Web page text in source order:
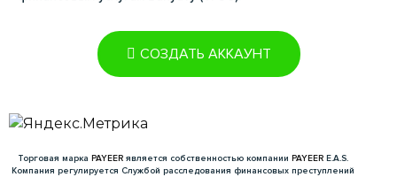
СОЗДАТЬ АККАУНТ
Торговая марка PAYEER является собственностью компании PAYEER E.A.S.
Компания регулируется Службой расследования финансовых преступлений